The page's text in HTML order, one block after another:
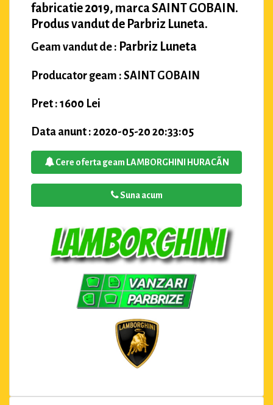
fabricatie 2019, marca SAINT GOBAIN.
Produs vandut de Parbriz Luneta.
Geam vandut de : Parbriz Luneta
Producator geam : SAINT GOBAIN
Pret : 1600 Lei
Data anunt : 2020-05-20 20:33:05
Cere oferta geam LAMBORGHINI HURACÃN
Suna acum